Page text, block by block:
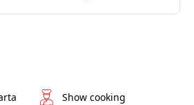
Show cooking